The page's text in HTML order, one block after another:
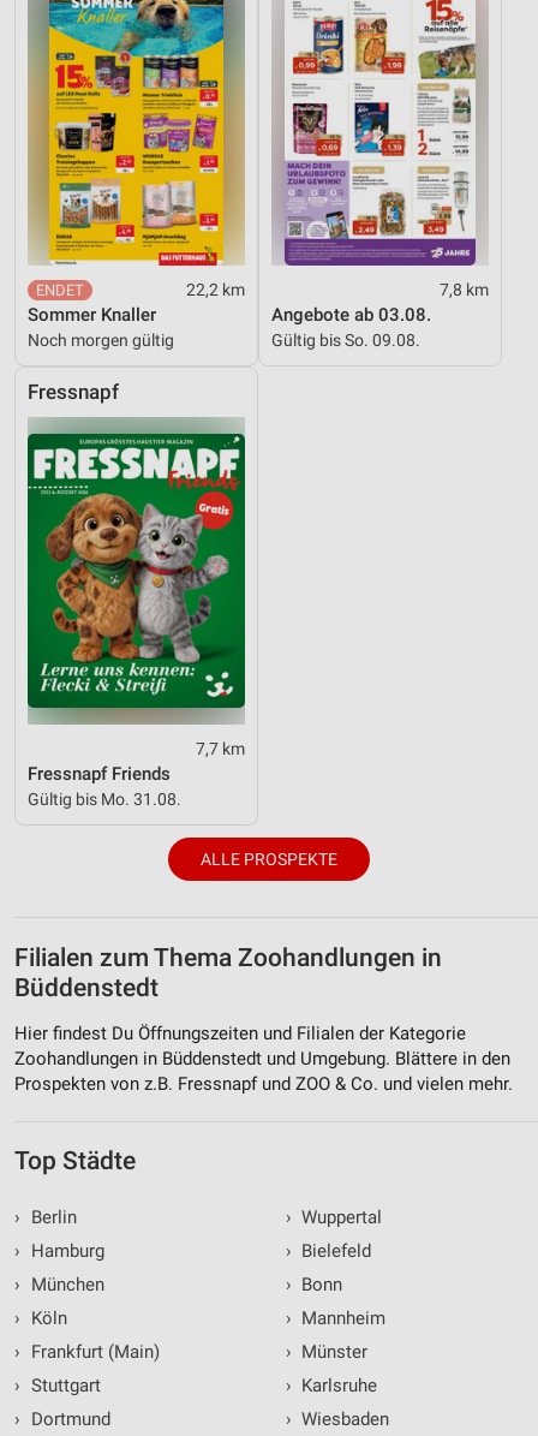
22,2 km
Sommer Knaller
Noch morgen gültig
7,8 km
Angebote ab 03.08.
Gültig bis So. 09.08.
Fressnapf
7,7 km
Fressnapf Friends
Gültig bis Mo. 31.08.
ALLE PROSPEKTE
Filialen zum Thema Zoohandlungen in
Büddenstedt
Hier findest Du Öffnungszeiten und Filialen der Kategorie
Zoohandlungen in Büddenstedt und Umgebung. Blättere in den
Prospekten von z.B. Fressnapf und ZOO & Co. und vielen mehr.
Top Städte
›
Berlin
›
Hamburg
›
München
›
Köln
›
Frankfurt (Main)
› Stuttgart
›
Dortmund
› Wuppertal
› Bielefeld
› Bonn
› Mannheim
› Münster
› Karlsruhe
› Wiesbaden
Werbung